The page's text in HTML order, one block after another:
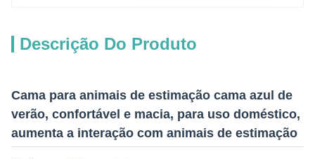
Descrição Do Produto
Cama para animais de estimação cama azul de
verão, confortável e macia, para uso doméstico,
aumenta a interação com animais de estimação